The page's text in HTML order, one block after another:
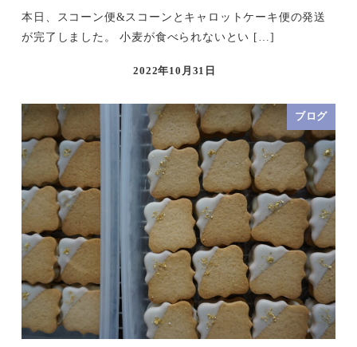
本日、スコーン便&スコーンとキャロットケーキ便の発送
が完了しました。 小麦が食べられないとい […]
2022年10月31日
ブログ